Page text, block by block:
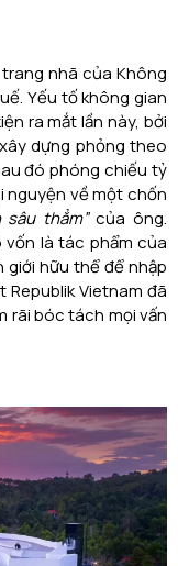
nhã của Không
Yếu tố không gian
ra mắt lần này, bởi
dựng phỏng theo
đó phóng chiếu tỷ
nguyện về một chốn
sâu thẳm”của ông.
là tác phẩm của
giới hữu thể để nhập
Vietnam đã
rãi bóc tách mọi vấn